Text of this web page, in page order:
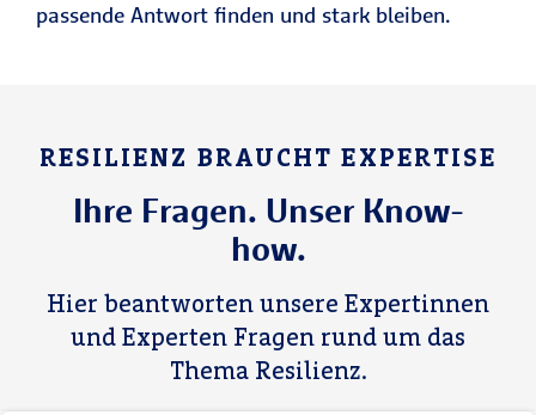
passende Antwort finden und stark bleiben.
RESILIENZ BRAUCHT EXPERTISE
Ihre Fragen. Unser Know-
how.
Hier beantworten unsere Expertinnen
und Experten Fragen rund um das
Thema Resilienz.